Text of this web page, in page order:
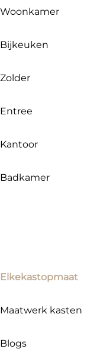
Woonkamer
Bijkeuken
Zolder
Entree
Kantoor
Badkamer
Elkekastopmaat
Maatwerk kasten
Blogs